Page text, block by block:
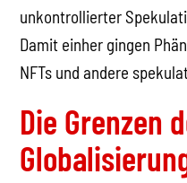
unkontrollierter
Damit einher gingen
NFTs und andere
Die Grenzen